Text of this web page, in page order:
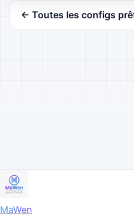
← Toutes les configs
MaWen